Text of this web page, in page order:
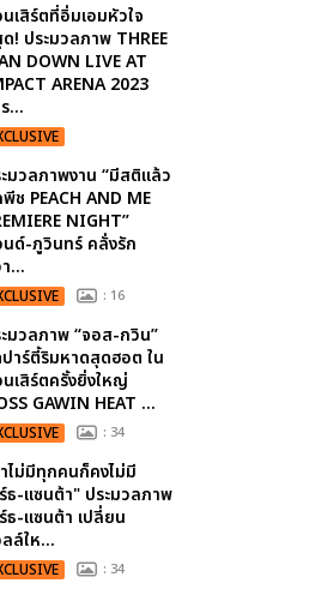
เสิร์ตที่อิ่มเอมหัวใจ
! ประมวลภาพ THREE
DOWN LIVE AT
ARENA 2023
...
มวลภาพงาน “มีสติแล้ว
ช PEACH AND ME
NIGHT”
ด์-ภูวินทร์ คลั่งรัก
...
: 16
มวลภาพ “จอส-กวิน”
าร์ตี้ริมหาดสุดฮอต ใน
เสิร์ตครั้งยิ่งใหญ่
GAWIN HEAT ...
: 34
ไม่มีทุกคนก็คงไม่มี
ธ-แซนต้า" ประมวลภาพ
ธ-แซนต้า เปลี่ยน
ล์ให...
: 34